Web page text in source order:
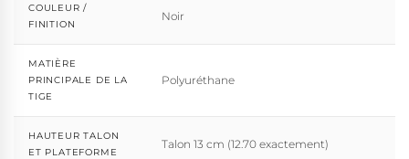
COULEUR /
FINITION
Noir
MATIÈRE
PRINCIPALE DE LA
TIGE
Polyuréthane
HAUTEUR TALON
ET PLATEFORME
Talon 13 cm (12.70 exactement)